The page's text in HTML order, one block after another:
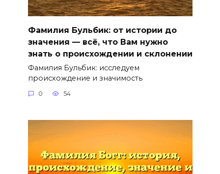
Фамилия Бульбик: от истории до
значения — всё, что Вам нужно
знать о происхождении и склонении
Фамилия Бульбик: исследуем
происхождение и значимость
0 54